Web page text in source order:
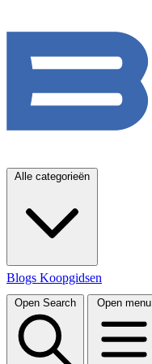
Alle categorieën
Blogs Koopgidsen
Open Search Open menu